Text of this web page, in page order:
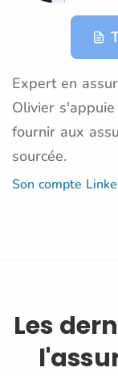
Expert en
Olivier
fournir aux
sourcée.
Son compte
Les